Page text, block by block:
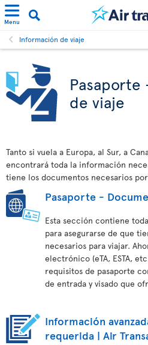
Menu
Información de viaje
de viaje
Tanto si vuela a Europa, al Sur, a
encontrará toda la información
tiene los documentos necesarios
Pasaporte -
Esta sección contiene
para asegurarse de que
necesarios para viajar.
electrónico (eTA, ESTA,
requisitos de pasaporte
de entrada y visado que
Información
requerida | Air